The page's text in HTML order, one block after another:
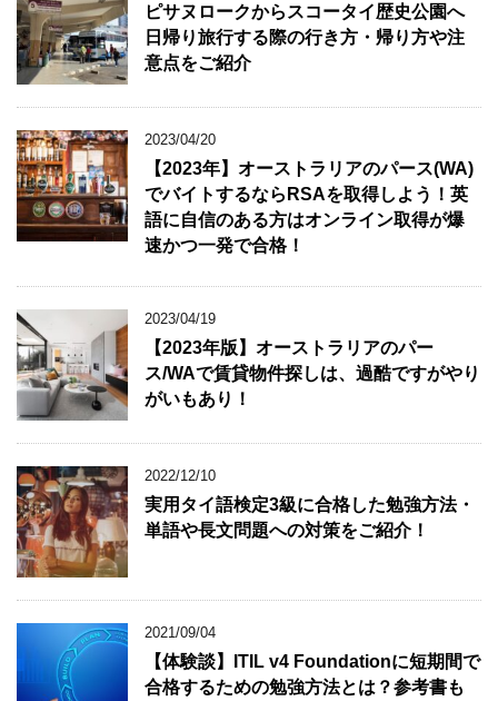
ピサヌロークからスコータイ歴史公園へ
日帰り旅行する際の行き方・帰り方や注
意点をご紹介
2023/04/20
【2023年】オーストラリアのパース(WA)
でバイトするならRSAを取得しよう！英
語に自信のある方はオンライン取得が爆
速かつ一発で合格！
2023/04/19
【2023年版】オーストラリアのパー
ス/WAで賃貸物件探しは、過酷ですがやり
がいもあり！
2022/12/10
実用タイ語検定3級に合格した勉強方法・
単語や長文問題への対策をご紹介！
2021/09/04
【体験談】ITIL v4 Foundationに短期間で
合格するための勉強方法とは？参考書も